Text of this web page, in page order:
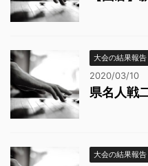
大会の結果報告
2020/03/10
県名人戦
大会の結果報告